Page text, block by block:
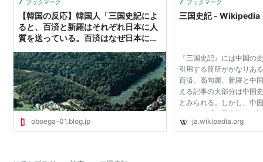
ブックマーク
【韓国の反応】韓国人「三国史記によ
ると、百済と新羅はそれぞれ日本に人
質を送っている。百済はなぜ日本に人
質を送ったのか？」【任那日本府】 :
【韓国の反応】みずきの女子知韓宣言
（´∀｀*)
oboega-01.blog.jp
ブックマーク
三国史記 - Wikipedia
『三国史記』には中国の
引用する筒所がかなりあ
百済、高句麗、新羅と中
える記事の大部分は中国
とみられる。しかし、中
いながら『三国史記』に
事が数多く、今西龍は、
ja.wikipedia.org